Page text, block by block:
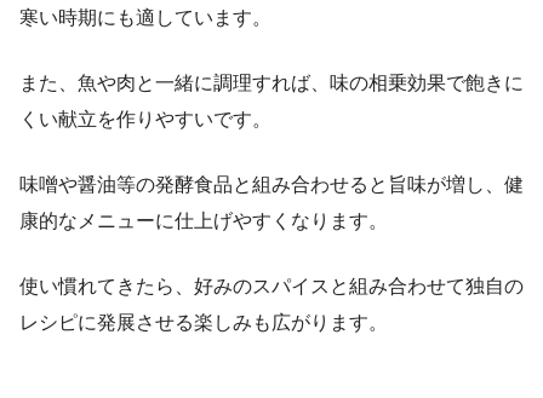
寒い時期にも適しています。
また、魚や肉と一緒に調理すれば、味の相乗効果で飽きに
くい献立を作りやすいです。
味噌や醤油等の発酵食品と組み合わせると旨味が増し、健
康的なメニューに仕上げやすくなります。
使い慣れてきたら、好みのスパイスと組み合わせて独自の
レシピに発展させる楽しみも広がります。